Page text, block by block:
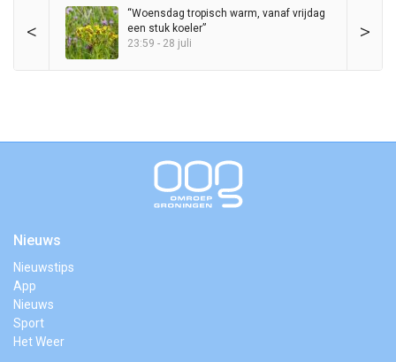
< >
“Woensdag tropisch warm, vanaf vrijdag
een stuk koeler”
23:59 - 28 juli
Nieuws
Nieuwstips
App
Nieuws
Sport
Het Weer